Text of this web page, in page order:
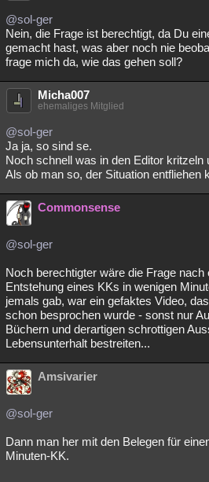
@sol-ger
Nein, die Frage ist berechtigt, da Du
gemacht hast, was aber noch nie
frage mich da, wie das gehen soll?
Micha007
ehemaliges Mitglied
@sol-ger
Ja ja, so sind se.
Noch schnell was in den Editor kritzeln
Als ob man so, der Situation entfliehen
Commonsense
@sol-ger
Noch berechtigter wäre die Frage nach
Entstehung eines KKs in wenigen
jemals gab, war ein gefaktes Video,
schon besprochen wurde - sonst nur
Büchern und derartigen schrottigen
Lebensunterhalt bestreiten...
Amsivarier
@sol-ger
Dann man her mit den Belegen für
Minuten-KK.